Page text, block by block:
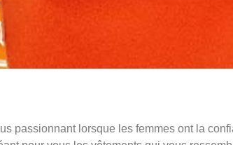
passionnant lorsque les femmes ont la